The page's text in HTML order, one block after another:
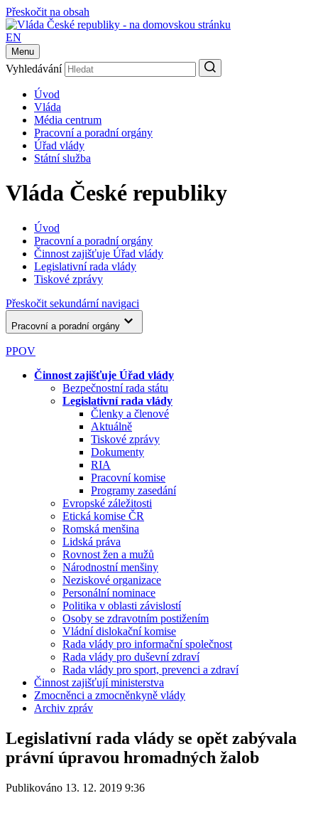
Přeskočit na obsah
EN
Menu
Vyhledávání
Úvod
Vláda
Média centrum
Pracovní a poradní orgány
Úřad vlády
Státní služba
Vláda České republiky
Úvod
Pracovní a poradní orgány
Činnost zajišťuje Úřad vlády
Legislativní rada vlády
Tiskové zprávy
Přeskočit sekundární navigaci
Pracovní a poradní orgány
PPOV
Činnost zajišťuje Úřad vlády
Bezpečnostní rada státu
Legislativní rada vlády
Členky a členové
Aktuálně
Tiskové zprávy
Dokumenty
RIA
Pracovní komise
Programy zasedání
Evropské záležitosti
Etická komise ČR
Romská menšina
Lidská práva
Rovnost žen a mužů
Národnostní menšiny
Neziskové organizace
Personální nominace
Politika v oblasti závislostí
Osoby se zdravotním postižením
Vládní dislokační komise
Rada vlády pro informační společnost
Rada vlády pro duševní zdraví
Rada vlády pro sport, prevenci a zdraví
Činnost zajišťují ministerstva
Zmocněnci a zmocněnkyně vlády
Archiv zpráv
Legislativní rada vlády se opět zabývala
právní úpravou hromadných žalob
Publikováno 13. 12. 2019 9:36